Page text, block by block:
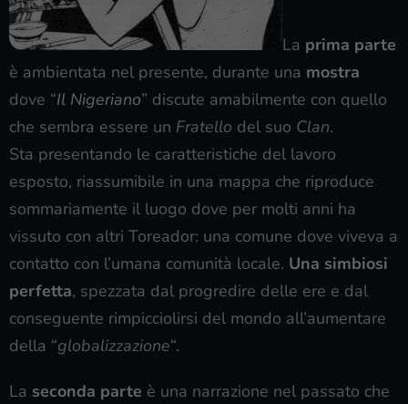
La prima parte
è ambientata nel presente, durante una mostra
dove “Il Nigeriano” discute amabilmente con quello
che sembra essere un Fratello del suo Clan.
Sta presentando le caratteristiche del lavoro
esposto, riassumibile in una mappa che riproduce
sommariamente il luogo dove per molti anni ha
vissuto con altri Toreador: una comune dove viveva a
contatto con l’umana comunità locale. Una simbiosi
perfetta, spezzata dal progredire delle ere e dal
conseguente rimpicciolirsi del mondo all’aumentare
della “globalizzazione“.
La seconda parte è una narrazione nel passato che